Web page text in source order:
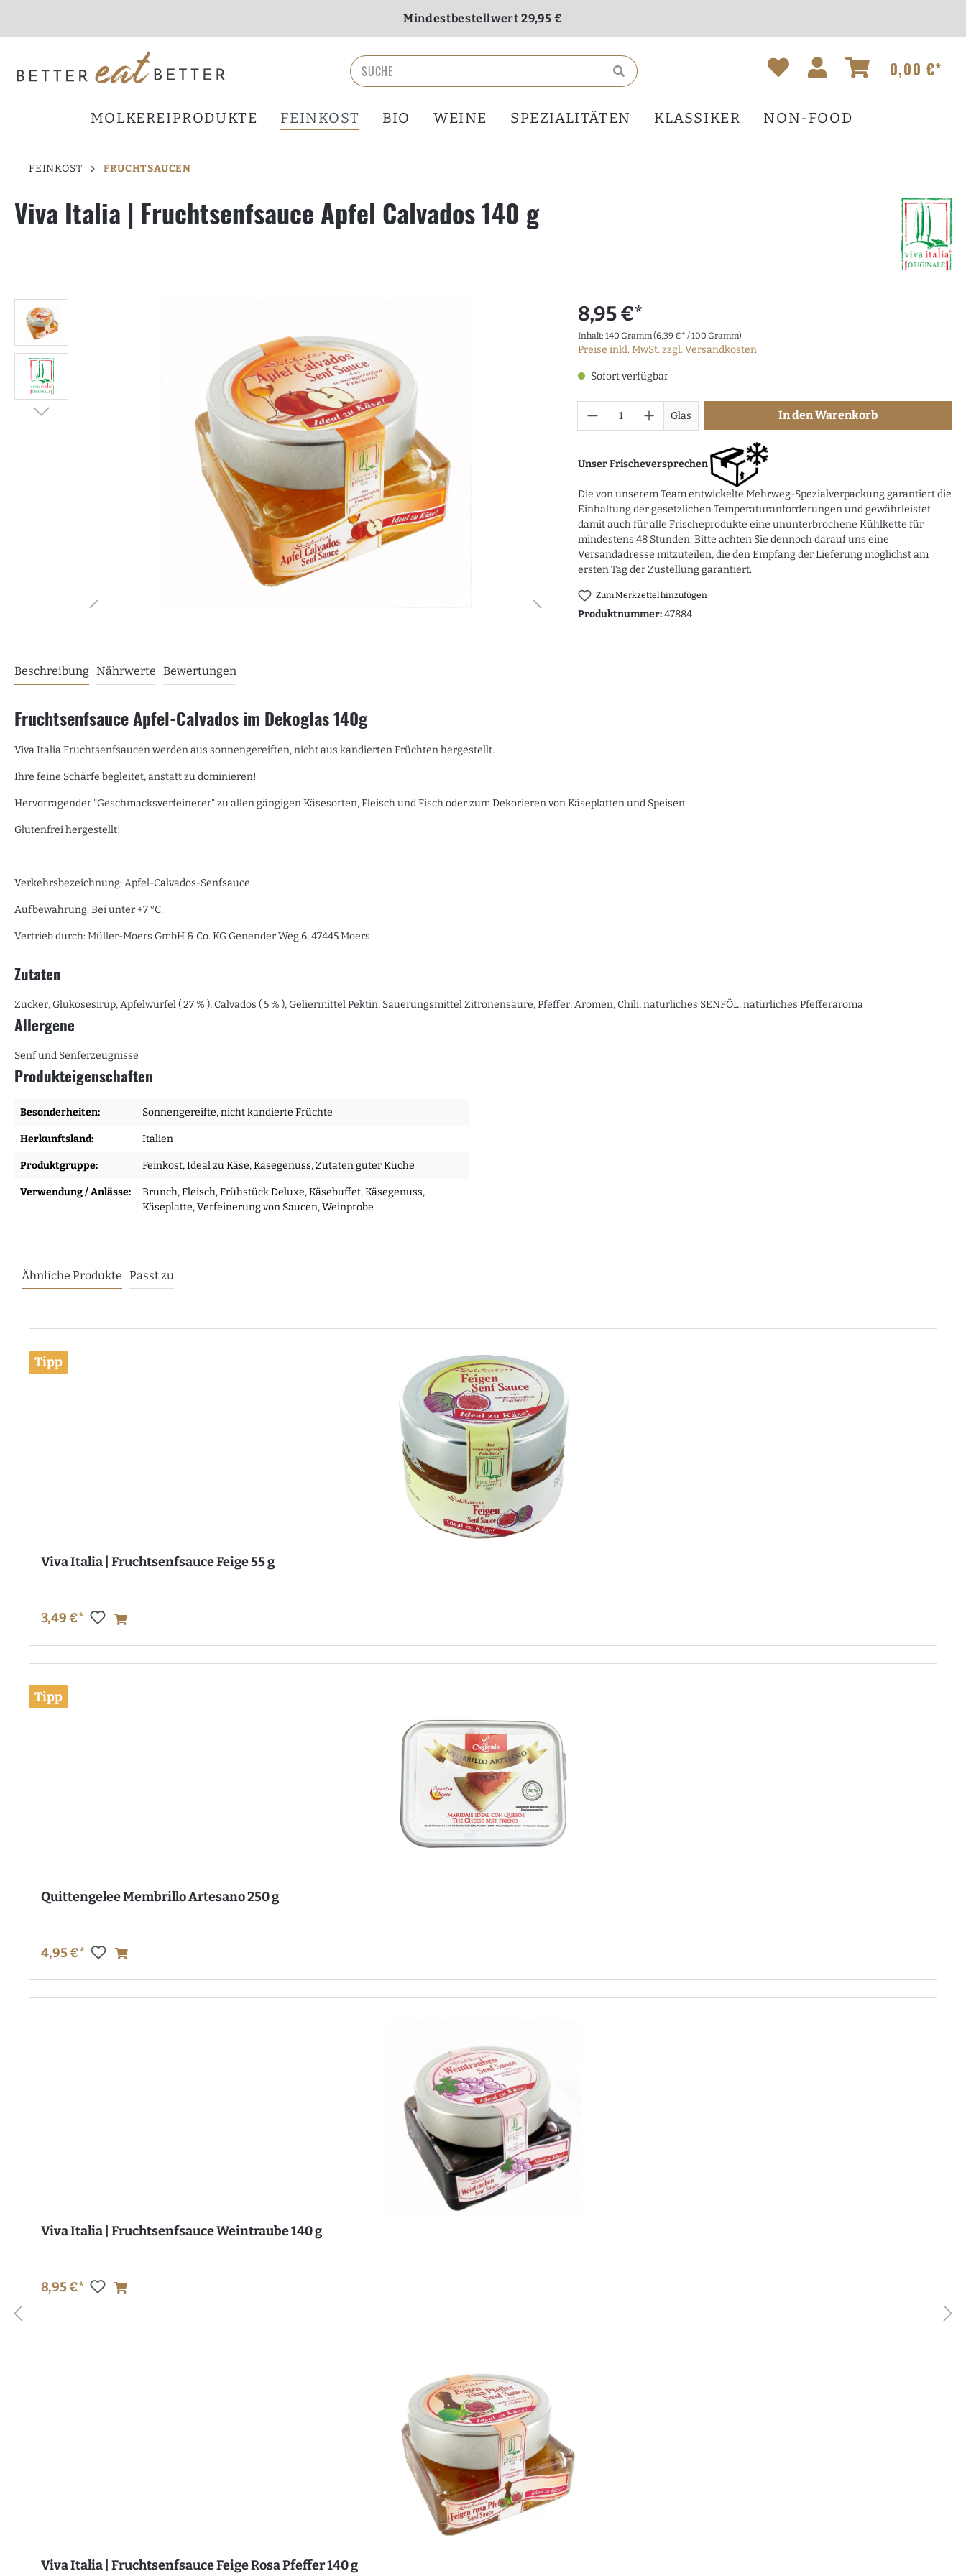
Mindestbestellwert 29,95 €
Versandkostenfrei ab 70,00 €
0,00 €*
MOLKEREIPRODUKTE FEINKOST BIO WEINE SPEZIALITÄTEN KLASSIKER NON-FOOD
FEINKOST FRUCHTSAUCEN
Viva Italia | Fruchtsenfsauce Apfel Calvados 140 g
8,95 €*
Inhalt: 140 Gramm(6,39 €* / 100 Gramm)
Preise inkl. MwSt. zzgl. Versandkosten
Sofort verfügbar
Glas In den Warenkorb
Unser Frischeversprechen
Die von unserem Team entwickelte Mehrweg-Spezialverpackung garantiert die
Einhaltung der gesetzlichen Temperaturanforderungen und gewährleistet
damit auch für alle Frischeprodukte eine ununterbrochene Kühlkette für
mindestens 48 Stunden. Bitte achten Sie dennoch darauf uns eine
Versandadresse mitzuteilen, die den Empfang der Lieferung möglichst am
ersten Tag der Zustellung garantiert.
Zum Merkzettel hinzufügen
Produktnummer:47884
Beschreibung Nährwerte Bewertungen
Fruchtsenfsauce Apfel-Calvados im Dekoglas 140g
Viva Italia Fruchtsenfsaucen werden aus sonnengereiften, nicht aus kandierten Früchten hergestellt.
Ihre feine Schärfe begleitet, anstatt zu dominieren!
Hervorragender "Geschmacksverfeinerer" zu allen gängigen Käsesorten, Fleisch und Fisch oder zum Dekorieren von Käseplatten und Speisen.
Glutenfrei hergestellt!
Verkehrsbezeichnung: Apfel-Calvados-Senfsauce
Aufbewahrung: Bei unter +7 °C.
Vertrieb durch: Müller-Moers GmbH & Co. KG Genender Weg 6, 47445 Moers
Zutaten
Zucker, Glukosesirup, Apfelwürfel ( 27 % ), Calvados ( 5 % ), Geliermittel Pektin, Säuerungsmittel Zitronensäure, Pfeffer, Aromen, Chili, natürliches SENFÖL, natürliches Pfefferaroma
Allergene
Senf und Senferzeugnisse
Produkteigenschaften
Besonderheiten: Sonnengereifte, nicht kandierte Früchte
Herkunftsland: Italien
Produktgruppe: Feinkost, Ideal zu Käse, Käsegenuss, Zutaten guter Küche
Verwendung / Anlässe: Brunch, Fleisch, Frühstück Deluxe, Käsebuffet, Käsegenuss,
Käseplatte, Verfeinerung von Saucen, Weinprobe
Ähnliche Produkte Passt zu
Tipp
Viva Italia | Fruchtsenfsauce Feige 55 g
3,49 €*
Tipp
Quittengelee Membrillo Artesano 250 g
4,95 €*
Viva Italia | Fruchtsenfsauce Weintraube 140 g
8,95 €*
Viva Italia | Fruchtsenfsauce Feige Rosa Pfeffer 140 g